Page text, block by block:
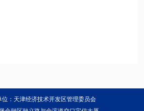
位：天津经济技术开发区管理委员会